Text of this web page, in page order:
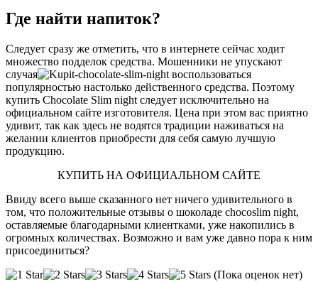
Где найти напиток?
Следует сразу же отметить, что в интернете сейчас ходит
множество подделок средства. Мошенники не упускают
случая
воспользоваться
популярностью настолько действенного средства. Поэтому
купить Chocolate Slim night следует исключительно на
официальном сайте изготовителя. Цена при этом вас приятно
удивит, так как здесь не водятся традиции наживаться на
желании клиентов приобрести для себя самую лучшую
продукцию.
КУПИТЬ НА ОФИЦИАЛЬНОМ САЙТЕ
Ввиду всего выше сказанного нет ничего удивительного в
том, что положительные отзывы о шоколаде chocoslim night,
оставляемые благодарными клиентками, уже накопились в
огромных количествах. Возможно и вам уже давно пора к ним
присоединиться?
(Пока оценок нет)